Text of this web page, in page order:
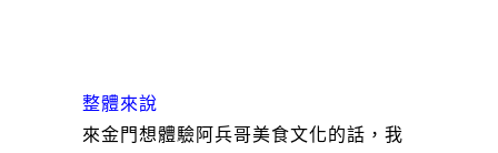
整體來說
來金門想體驗阿兵哥美食文化的話，我